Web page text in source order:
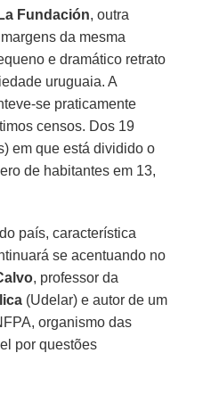
Fundación, outra
da mesma
e dramático retrato
uruguaia. A
se praticamente
censos. Dos 19
em que está dividido o
de habitantes em 13,
país, característica
se acentuando no
, professor da
(Udelar) e autor de um
organismo das
por questões